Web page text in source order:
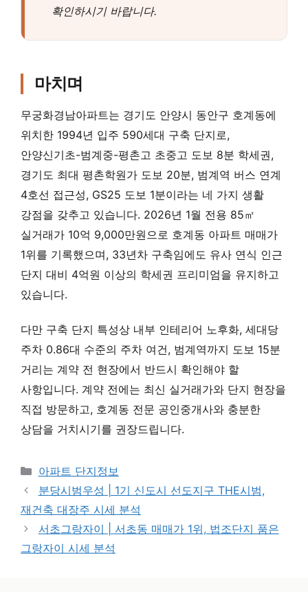
확인하시기 바랍니다.
마치며
무궁화경남아파트는 경기도 안양시 동안구 호계동에
위치한 1994년 입주 590세대 구축 단지로,
안양신기초-범계중-평촌고 초중고 도보 8분 학세권,
경기도 최대 평촌학원가 도보 20분, 범계역 버스 연계
4호선 접근성, GS25 도보 1분이라는 네 가지 생활
강점을 갖추고 있습니다. 2026년 1월 전용 85㎡
실거래가 10억 9,000만원으로 호계동 아파트 매매가
1위를 기록했으며, 33년차 구축임에도 유사 연식 인근
단지 대비 4억원 이상의 학세권 프리미엄을 유지하고
있습니다.
다만 구축 단지 특성상 내부 인테리어 노후화, 세대당
주차 0.86대 수준의 주차 여건, 범계역까지 도보 15분
거리는 계약 전 현장에서 반드시 확인해야 할
사항입니다. 계약 전에는 최신 실거래가와 단지 현장을
직접 방문하고, 호계동 전문 공인중개사와 충분한
상담을 거치시기를 권장드립니다.
카테고리
아파트 단지정보
분당시범우성 | 1기 신도시 선도지구 THE시범,
재건축 대장주 시세 분석
서초그랑자이 | 서초동 매매가 1위, 법조단지 품은
그랑자이 시세 분석